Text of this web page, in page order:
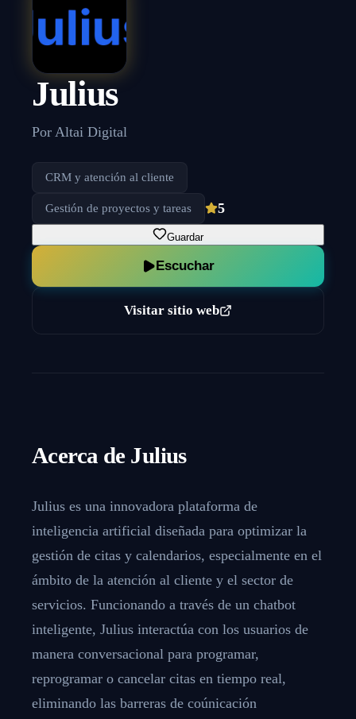
Julius
Por Altai Digital
CRM y atención al cliente
Gestión de proyectos y tareas 5
Guardar
Escuchar
Visitar sitio web
Acerca de Julius
Julius es una innovadora plataforma de
inteligencia artificial diseñada para optimizar la
gestión de citas y calendarios, especialmente en el
ámbito de la atención al cliente y el sector de
servicios. Funcionando a través de un chatbot
inteligente, Julius interactúa con los usuarios de
manera conversacional para programar,
reprogramar o cancelar citas en tiempo real,
eliminando las barreras de coúnicación